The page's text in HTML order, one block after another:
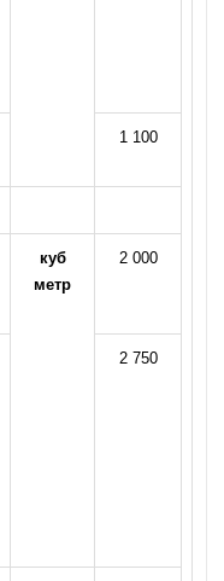
1 100
куб
метр
2 000
2 750